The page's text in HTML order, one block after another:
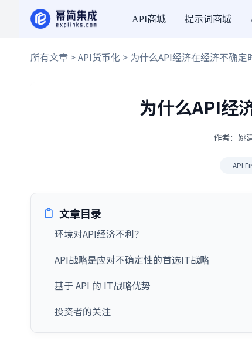
API商城 提示词商城
所有文章 >API货币化 > 为什么API经济在经济不确定
为什么API经
作者：姚
API
文章目录
环境对API经济不利？
API战略是应对不确定性的首选IT战略
基于 API 的 IT战略优势
投资者的关注